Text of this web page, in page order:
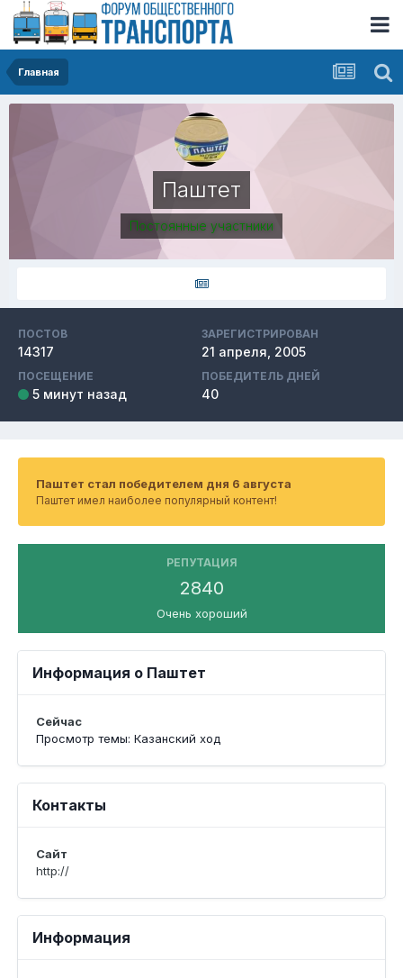
Главная
Паштет
Постоянные участники
ПОСТОВ
14317
ЗАРЕГИСТРИРОВАН
21 апреля, 2005
ПОСЕЩЕНИЕ
5 минут назад
ПОБЕДИТЕЛЬ ДНЕЙ
40
Паштет стал победителем дня 6 августа
Паштет имел наиболее популярный контент!
РЕПУТАЦИЯ
2840
Очень хороший
Информация о Паштет
Сейчас
Просмотр темы: Казанский ход
Контакты
Сайт
http://
Информация